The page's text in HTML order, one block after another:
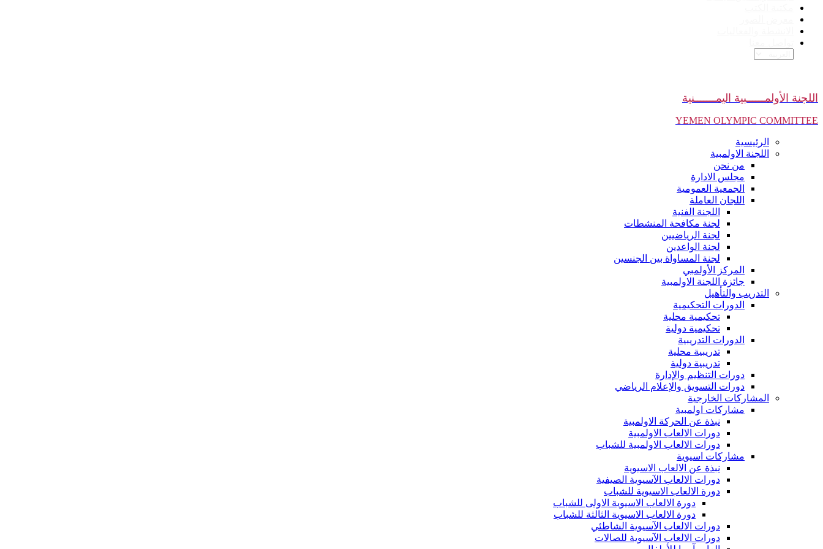
اللجنة الأولمــــــبية اليمـــــــنية
YEMEN OLYMPIC COMMITTEE
الرئيسية
اللجنة الاولمبية
من نحن
مجلس الادارة
الجمعية العمومية
اللجان العاملة
اللجنة الفنية
لجنة مكافحة المنشطات
لجنة الرياضيين
لجنة الواعدين
لجنة المساواة بين الجنسين
المركز الأولمبي
جائزة اللجنة الاولمبية
التدريب والتأهيل
الدورات التحكيمية
تحكيمية محلية
تحكيمية دولية
الدورات التدريبية
تدريبية محلية
تدريبية دولية
دورات التنظيم والإدارة
دورات التسويق والإعلام الرياضي
المشاركات الخارجية
مشاركات اولمبية
نبذة عن الحركة الاولمبية
دورات الالعاب الاولمبية
دورات الالعاب الاولمبية للشباب
مشاركات اسيوية
نبذة عن الالعاب الاسيوية
دورات الالعاب الآسيوية الصيفية
دورة الالعاب الاسيوية للشباب
دورة الالعاب الاسيوية الاولى للشباب
دورة الالعاب الاسيوية الثالثة للشباب
دورات الالعاب الآسيوية الشاطئي
دورات الالعاب الآسيوية للصالات